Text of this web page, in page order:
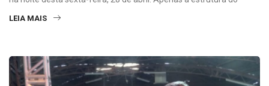
LEIA MAIS